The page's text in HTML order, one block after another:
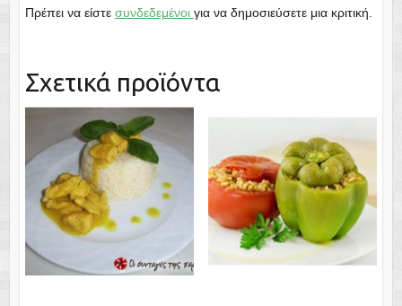
Πρέπει να είστε συνδεδεμένοι για να δημοσιεύσετε μια κριτική.
Σχετικά προϊόντα